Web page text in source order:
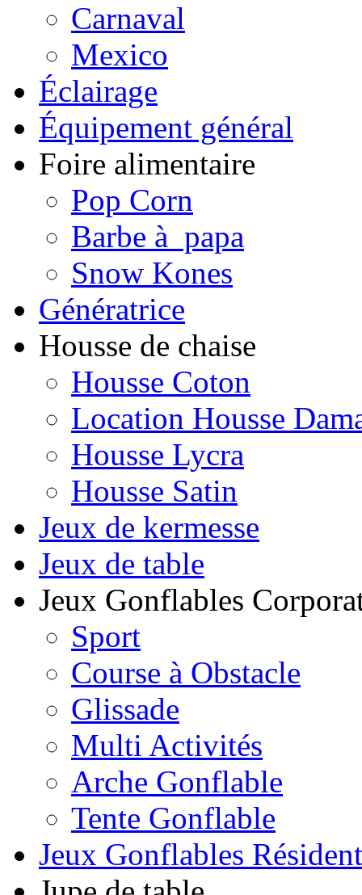
Carnaval
Mexico
Éclairage
Équipement général
Foire alimentaire
Pop Corn
Barbe à papa
Snow Kones
Génératrice
Housse de chaise
Housse Coton
Location Housse
Housse Lycra
Housse Satin
Jeux de kermesse
Jeux de table
Jeux Gonflables
Sport
Course à Obstacle
Glissade
Multi Activités
Arche Gonflable
Tente Gonflable
Jeux Gonflables